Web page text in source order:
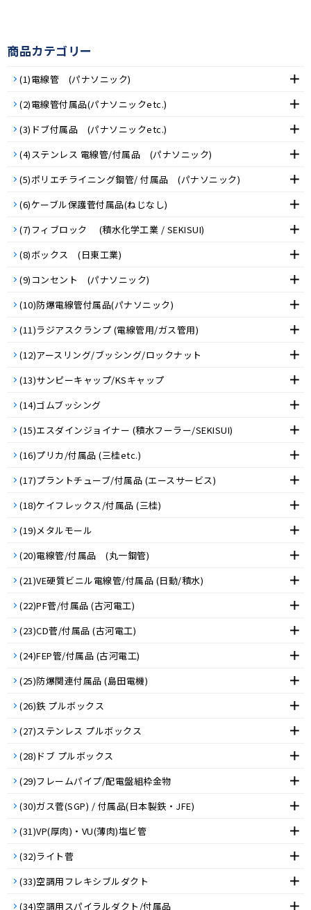
商品カテゴリー
(1)電線管 (パナソニック)
(2)電線管付属品(パナソニックetc.)
(3)ドブ付属品 (パナソニックetc.)
(4)ステンレス 電線管/付属品 (パナソニック)
(5)ポリエチライニング鋼管/ 付属品 (パナソニック)
(6)ケーブル保護菅付属品(ねじなし)
(7)フィブロック (積水化学工業 / SEKISUI)
(8)ボックス (日東工業)
(9)コンセント (パナソニック)
(10)防爆電線管付属品(パナソニック)
(11)ラジアスクランプ (電線管用/ガス管用)
(12)アースリング/ブッシング/ロックナット
(13)サンピーキャップ/KSキャップ
(14)ゴムブッシング
(15)エスダインジョイナー (積水フーラー/SEKISUI)
(16)プリカ/付属品 (三桂etc.)
(17)プラントチューブ/付属品 (エースサービス)
(18)ケイフレックス/付属品 (三桂)
(19)メタルモール
(20)電線管/付属品 (丸一鋼管)
(21)VE硬質ビニル電線管/付属品 (日動/積水)
(22)PF菅/付属品 (古河電工)
(23)CD菅/付属品 (古河電工)
(24)FEP管/付属品 (古河電工)
(25)防爆関連付属品 (島田電機)
(26)鉄 プルボックス
(27)ステンレス プルボックス
(28)ドブ プルボックス
(29)フレームパイプ/配電盤組枠金物
(30)ガス菅(SGP) / 付属品(日本製鉄・JFE)
(31)VP(厚肉)・VU(薄肉)塩ビ管
(32)ライト菅
(33)空調用フレキシブルダクト
(34)空調用スパイラルダクト/付属品